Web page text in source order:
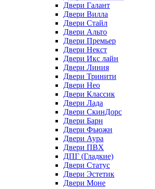
Двери Галант
Двери Вилла
Двери Стайл
Двери Альто
Двери Премьер
Двери Некст
Двери Икс лайн
Двери Линия
Двери Тринити
Двери Нео
Двери Классик
Двери Лада
Двери СкинДорс
Двери Барн
Двери Фьюжн
Двери Аура
Двери ПВХ
ДПГ (Гладкие)
Двери Статус
Двери Эстетик
Двери Моне